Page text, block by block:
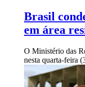
Brasil
em área
O Ministério das
nesta quarta-feira